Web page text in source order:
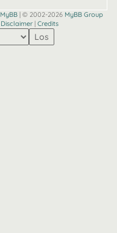
MyBB | © 2002-2026 MyBB Group
Disclaimer | Credits
Los